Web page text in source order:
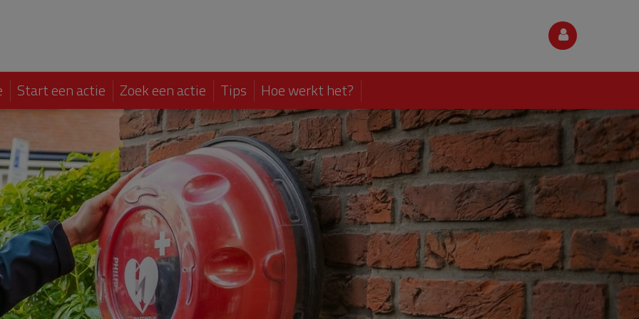
Start een actie Zoek een actie Tips Hoe werkt het?